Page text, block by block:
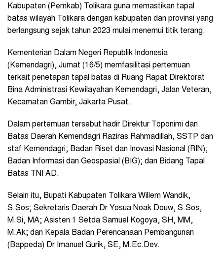
Kabupaten (Pemkab) Tolikara guna memastikan tapal
batas wilayah Tolikara dengan kabupaten dan provinsi yang
berlangsung sejak tahun 2023 mulai menemui titik terang.
Kementerian Dalam Negeri Republik Indonesia
(Kemendagri), Jumat (16/5) memfasilitasi pertemuan
terkait penetapan tapal batas di Ruang Rapat Direktorat
Bina Administrasi Kewilayahan Kemendagri, Jalan Veteran,
Kecamatan Gambir, Jakarta Pusat.
Dalam pertemuan tersebut hadir Direktur Toponimi dan
Batas Daerah Kemendagri Raziras Rahmadillah, SSTP dan
staf Kemendagri; Badan Riset dan Inovasi Nasional (RIN);
Badan Informasi dan Geospasial (BIG); dan Bidang Tapal
Batas TNI AD.
Selain itu, Bupati Kabupaten Tolikara Willem Wandik,
S.Sos; Sekretaris Daerah Dr Yosua Noak Douw, S.Sos,
M.Si, MA; Asisten 1 Setda Samuel Kogoya, SH, MM,
M.Ak; dan Kepala Badan Perencanaan Pembangunan
(Bappeda) Dr Imanuel Gurik, SE, M.Ec.Dev.